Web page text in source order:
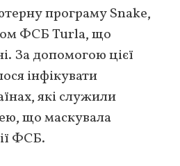
програму Snake,
ФСБ Turla, що
За допомогою цієї
інфікувати
які служили
що маскувала
ФСБ.